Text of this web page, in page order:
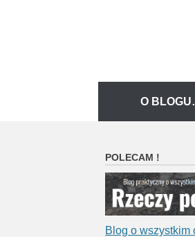
O
POLECAM !
Blog o wszystkim